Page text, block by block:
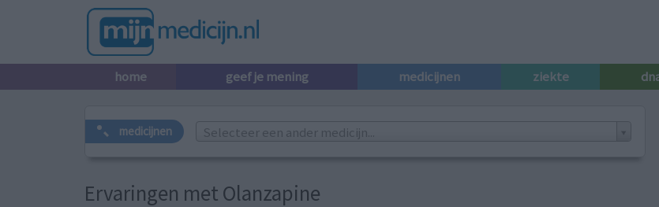
home geef je mening medicijnen ziekte
medicijnen Selecteer een ander medicijn...
Ervaringen met Olanzapine